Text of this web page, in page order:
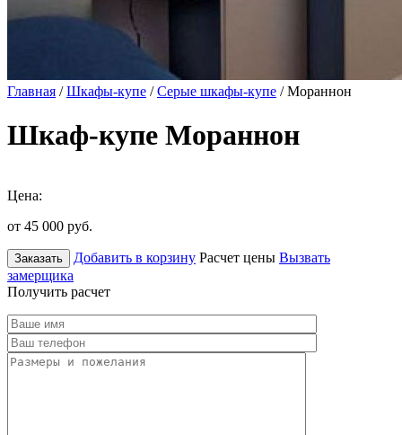
Главная /Шкафы-купе /Серые шкафы-купе / Мораннон
Шкаф-купе Мораннон
Цена:
от 45 000 руб.
Заказать Добавить в корзину Расчет цены Вызвать
замерщика
Получить расчет